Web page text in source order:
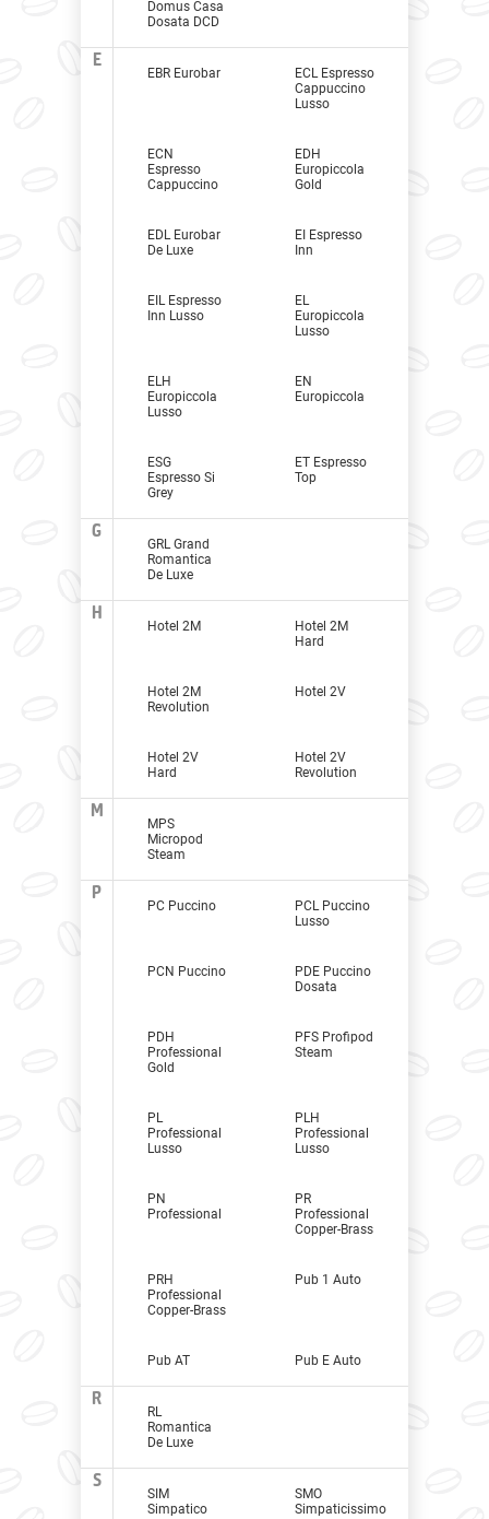
Domus Casa
Dosata DCD
E
EBR Eurobar
ECL Espresso
Cappuccino
Lusso
ECN
Espresso
Cappuccino
EDH
Europiccola
Gold
EDL Eurobar
De Luxe
EI Espresso
Inn
EIL Espresso
Inn Lusso
EL
Europiccola
Lusso
ELH
Europiccola
Lusso
EN
Europiccola
ESG
Espresso Si
Grey
ET Espresso
Top
G
GRL Grand
Romantica
De Luxe
H
Hotel 2M
Hotel 2M
Hard
Hotel 2M
Revolution
Hotel 2V
Hotel 2V
Hard
Hotel 2V
Revolution
M
MPS
Micropod
Steam
P
PC Puccino
PCL Puccino
Lusso
PCN Puccino
PDE Puccino
Dosata
PDH
Professional
Gold
PFS Profipod
Steam
PL
Professional
Lusso
PLH
Professional
Lusso
PN
Professional
PR
Professional
Copper-Brass
PRH
Professional
Copper-Brass
Pub 1 Auto
Pub AT Pub E Auto
R
RL
Romantica
De Luxe
S
SIM
Simpatico
SMO
Simpaticissimo